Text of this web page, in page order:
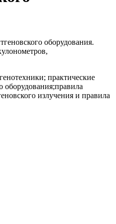
оборудования.
практические
излучения и правила